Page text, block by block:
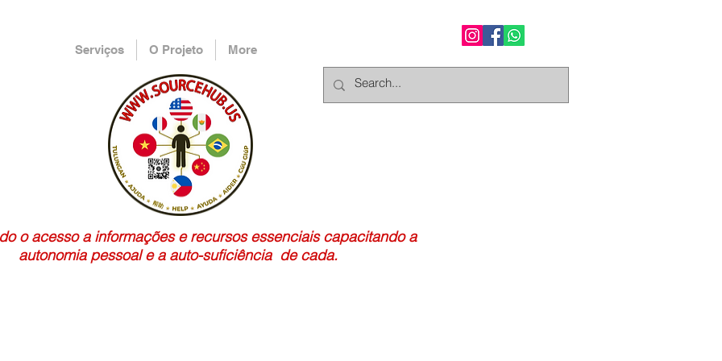
Serviços O Projeto More
o acesso a informações e recursos essenciais capacitando a
autonomia pessoal e a auto-suficiência de cada.